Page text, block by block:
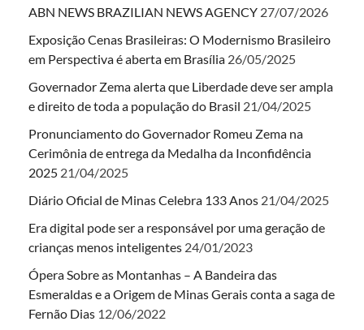
ABN NEWS BRAZILIAN NEWS AGENCY 27/07/2026
Exposição Cenas Brasileiras: O Modernismo Brasileiro
em Perspectiva é aberta em Brasília 26/05/2025
Governador Zema alerta que Liberdade deve ser ampla
e direito de toda a população do Brasil 21/04/2025
Pronunciamento do Governador Romeu Zema na
Cerimônia de entrega da Medalha da Inconfidência
2025 21/04/2025
Diário Oficial de Minas Celebra 133 Anos 21/04/2025
Era digital pode ser a responsável por uma geração de
crianças menos inteligentes 24/01/2023
Ópera Sobre as Montanhas – A Bandeira das
Esmeraldas e a Origem de Minas Gerais conta a saga de
Fernão Dias 12/06/2022